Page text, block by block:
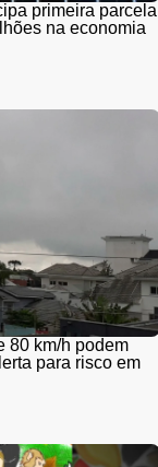
primeira parcela
na economia
80 km/h podem
para risco em